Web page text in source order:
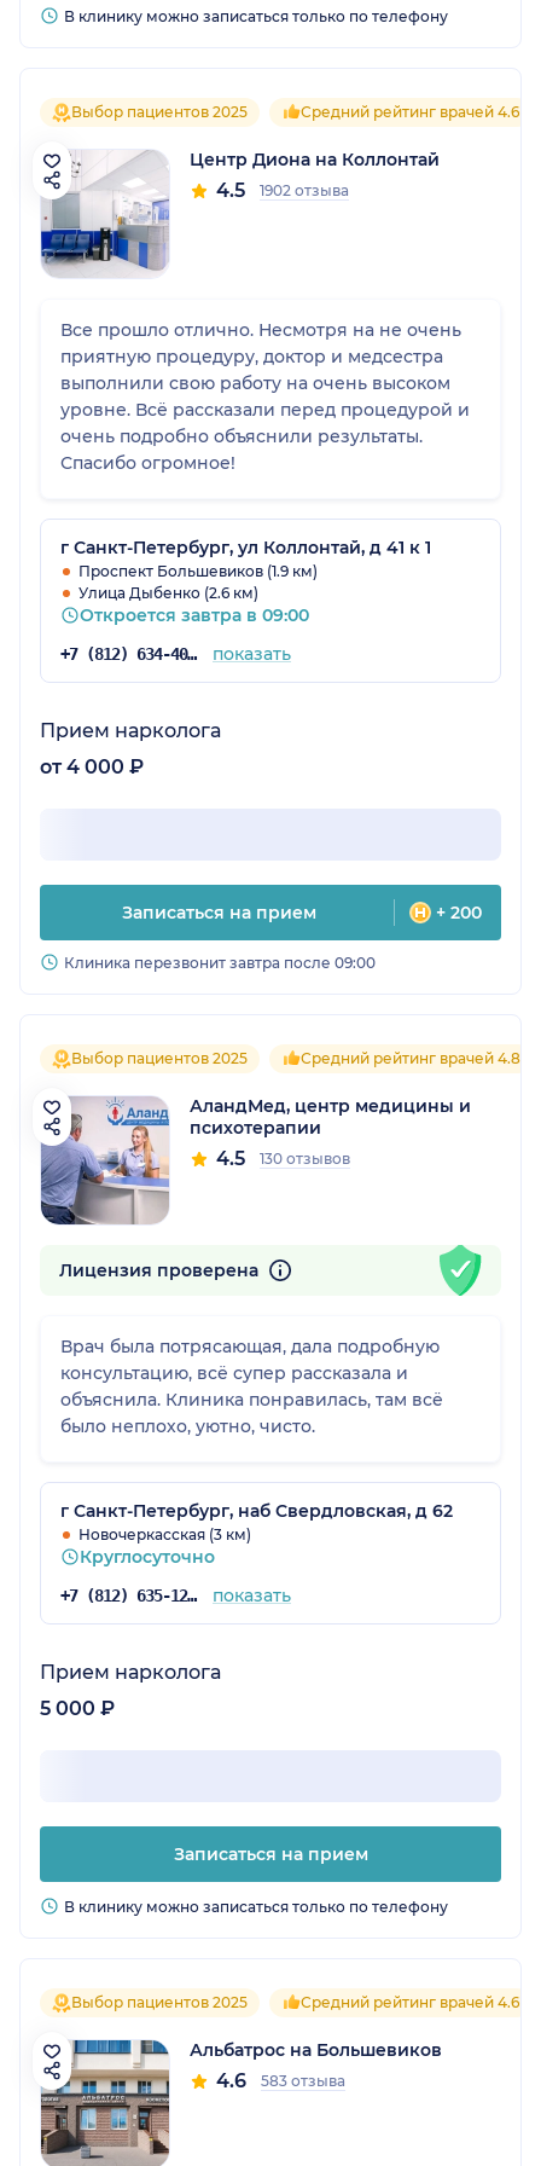
В клинику можно записаться только по телефону
Выбор пациентов 2025 Средний рейтинг врачей 4.6
Центр Диона на Коллонтай
4.5 1902 отзыва
Все прошло отлично. Несмотря на не очень
приятную процедуру, доктор и медсестра
выполнили свою работу на очень высоком
уровне. Всё рассказали перед процедурой и
очень подробно объяснили результаты.
Спасибо огромное!
г Санкт-Петербург, ул Коллонтай, д 41 к 1
Проспект Большевиков (1.9 км)
Улица Дыбенко (2.6 км)
Откроется завтра в 09:00
+7 (812) 634-40-76 показать
Прием нарколога
от 4 000 ₽
Записаться на прием + 200
Клиника перезвонит завтра после 09:00
Выбор пациентов 2025 Средний рейтинг врачей 4.8
АландМед, центр медицины и
психотерапии
4.5 130 отзывов
Лицензия проверена
Врач была потрясающая, дала подробную
консультацию, всё супер рассказала и
объяснила. Клиника понравилась, там всё
было неплохо, уютно, чисто.
г Санкт-Петербург, наб Свердловская, д 62
Новочеркасская (3 км)
Круглосуточно
+7 (812) 635-12-79 показать
Прием нарколога
5 000 ₽
Записаться на прием
В клинику можно записаться только по телефону
Выбор пациентов 2025 Средний рейтинг врачей 4.6
Альбатрос на Большевиков
4.6 583 отзыва